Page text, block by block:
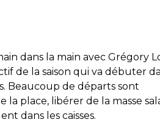
dans la main avec Grégory
de la saison qui va débuter
Beaucoup de départs sont
la place, libérer de la masse
dans les caisses.